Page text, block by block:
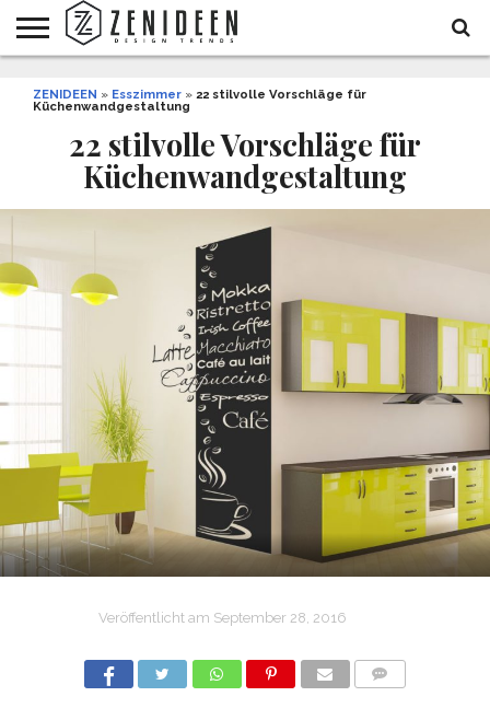
INNENDESIGN
ARCHITEKTUR
GARTEN
UND
LIFESTYLE
DEKO
&
DIY
STYLE
REZEPTE
GESUNDHEIT
WEIHNACHTEN
ZENIDEEN » Esszimmer » 22 stilvolle Vorschläge für
Küchenwandgestaltung
22 stilvolle Vorschläge für
Küchenwandgestaltung
Veröffentlicht am September 28, 2016